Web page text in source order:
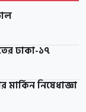
ঢাকা-১৭
নিষেধাজ্ঞা